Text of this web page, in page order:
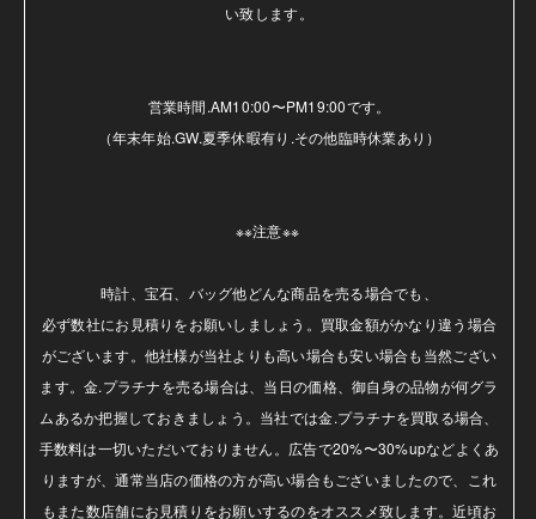
い致します。
営業時間.AM10:00〜PM19:00です。
（年末年始.GW.夏季休暇有り.その他臨時休業あり）
※※注意※※
時計、宝石、バッグ他どんな商品を売る場合でも、
必ず数社にお見積りをお願いしましょう。買取金額がかなり違う場合
がございます。他社様が当社よりも高い場合も安い場合も当然ござい
ます。金.プラチナを売る場合は、当日の価格、御自身の品物が何グラ
ムあるか把握しておきましょう。当社では金.プラチナを買取る場合、
手数料は一切いただいておりません。広告で20%〜30%upなどよくあ
りますが、通常当店の価格の方が高い場合もございましたので、これ
もまた数店舗にお見積りをお願いするのをオススメ致します。近頃お